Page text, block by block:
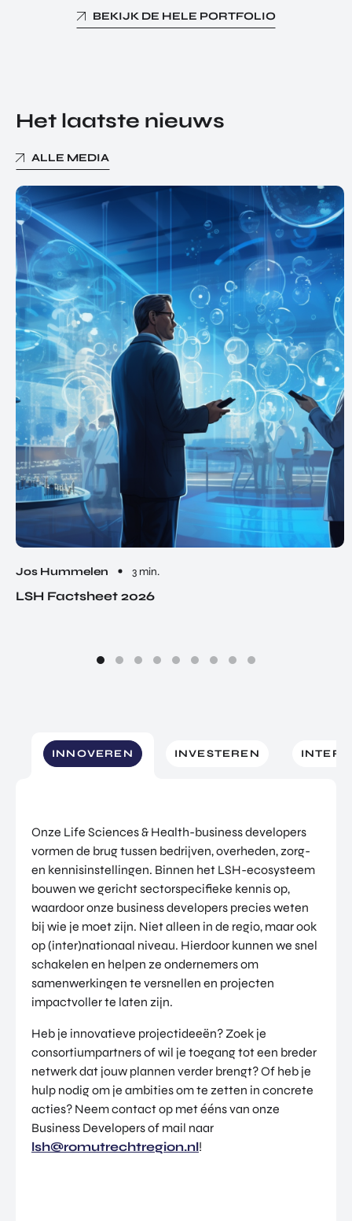
BEKIJK DE HELE PORTFOLIO
Het laatste nieuws
ALLE MEDIA
Jos Hummelen 3 min.
LSH Factsheet 2026
INNOVEREN INVESTEREN
Onze Life Sciences & Health-business developers
vormen de brug tussen bedrijven, overheden, zorg-
en kennisinstellingen. Binnen het LSH-ecosysteem
bouwen we gericht sectorspecifieke kennis op,
waardoor onze business developers precies weten
bij wie je moet zijn. Niet alleen in de regio, maar ook
op (inter)nationaal niveau. Hierdoor kunnen we snel
schakelen en helpen ze ondernemers om
samenwerkingen te versnellen en projecten
impactvoller te laten zijn.
Heb je innovatieve projectideeën? Zoek je
consortiumpartners of wil je toegang tot een breder
netwerk dat jouw plannen verder brengt? Of heb je
hulp nodig om je ambities om te zetten in concrete
acties? Neem contact op met ééns van onze
Business Developers of mail naar
lsh@romutrechtregion.nl!